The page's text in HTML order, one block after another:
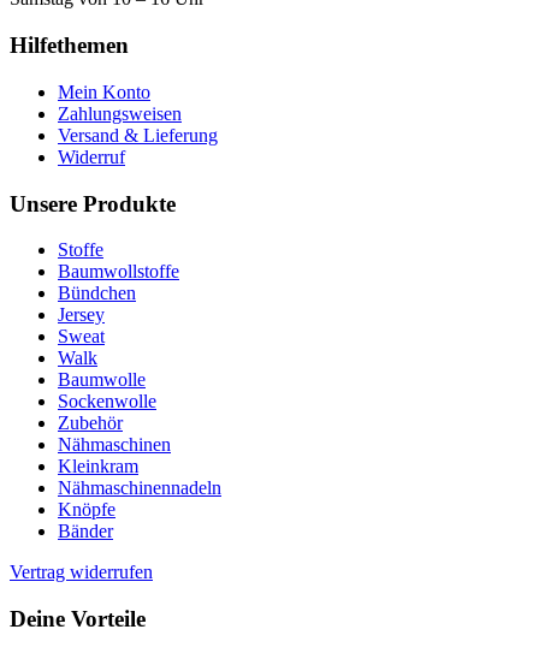
Hilfethemen
Mein Konto
Zahlungsweisen
Versand & Lieferung
Widerruf
Unsere Produkte
Stoffe
Baumwollstoffe
Bündchen
Jersey
Sweat
Walk
Baumwolle
Sockenwolle
Zubehör
Nähmaschinen
Kleinkram
Nähmaschinennadeln
Knöpfe
Bänder
Vertrag widerrufen
Deine Vorteile